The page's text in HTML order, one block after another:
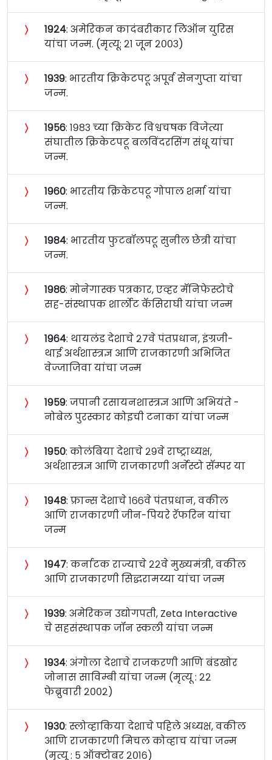
〉 १९२४: अमेरिकन कादंबरीकार लिऑन युरिस
यांचा जन्म. (मृत्यू: २१ जून २००३)
〉 १९३९: भारतीय क्रिकेटपटू अपूर्व सेनगुप्ता यांचा
जन्म.
〉 १९५६: १९८३ च्या क्रिकेट विश्वचषक विजेत्या
संघातील क्रिकेटपटू बलविंदरसिंग संधू यांचा
जन्म.
〉 १९६०: भारतीय क्रिकेटपटू गोपाल शर्मा यांचा
जन्म.
〉 १९८४: भारतीय फुटबॉलपटू सुनील छेत्री यांचा
जन्म.
〉 १९८६: मोनेगास्क पत्रकार, एव्हर मॅनिफेस्टोचे
सह-संस्थापक शार्लोट कॅसिराघी यांचा जन्म
〉 १९६४: थायलंड देशाचे २७वे पंतप्रधान, इंग्रजी-
थाई अर्थशास्त्रज्ञ आणि राजकारणी अभिजित
वेज्जाजिवा यांचा जन्म
〉 १९५९: जपानी रसायनशास्त्रज्ञ आणि अभियंते -
नोबेल पुरस्कार कोइची टनाका यांचा जन्म
〉 १९५०: कोलंबिया देशाचे २९वे राष्ट्राध्यक्ष,
अर्थशास्त्रज्ञ आणि राजकारणी अर्नेस्टो सॅम्पर या
〉 १९४८: फ्रान्स देशाचे १६६वे पंतप्रधान, वकील
आणि राजकारणी जीन-पियरे रॅफरिन यांचा
जन्म
〉 १९४७: कर्नाटक राज्याचे २२वे मुख्यमंत्री, वकील
आणि राजकारणी सिद्धरामय्या यांचा जन्म
〉 १९३९: अमेरिकन उद्योगपती, Zeta Interactive
चे सहसंस्थापक जॉन स्कली यांचा जन्म
〉 १९३४: अंगोला देशाचे राजकरणी आणि बंडखोर
जोनास साविम्बी यांचा जन्म (मृत्यू : २२
फेब्रुवारी २००२)
〉 १९३०: स्लोव्हाकिया देशाचे पहिले अध्यक्ष, वकील
आणि राजकारणी मिचल कोव्हाच यांचा जन्म
(मृत्यू : ५ ऑक्टोबर २०१६)